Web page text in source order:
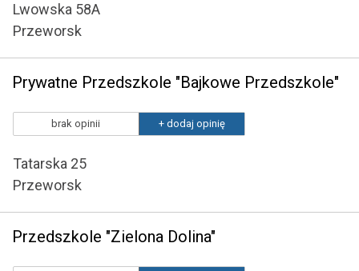
Lwowska 58A
Przeworsk
Prywatne Przedszkole "Bajkowe Przedszkole"
brak opinii + dodaj opinię
Tatarska 25
Przeworsk
Przedszkole "Zielona Dolina"